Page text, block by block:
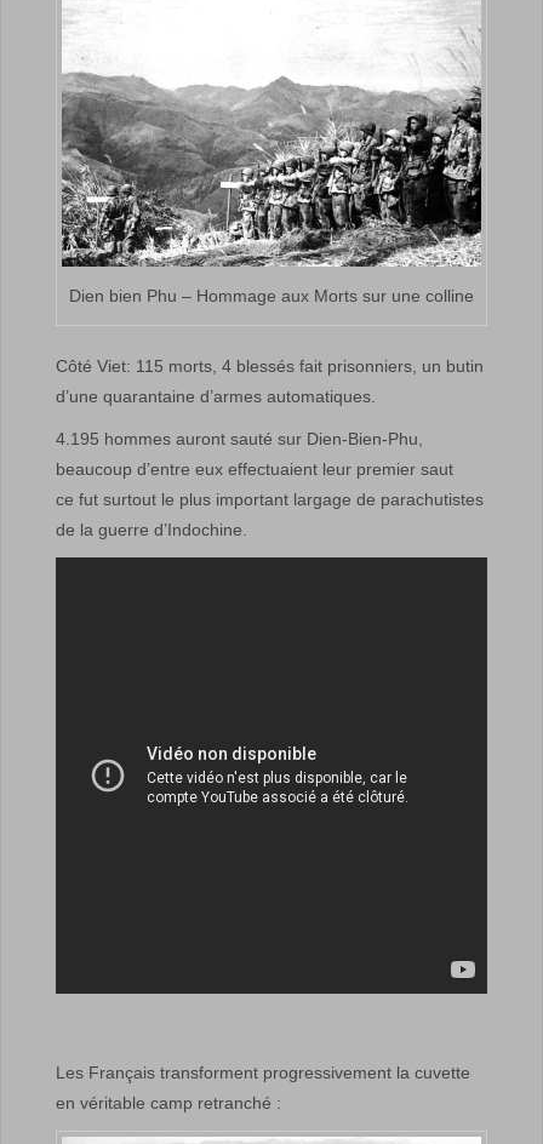
Dien bien Phu – Hommage aux Morts sur une colline
Côté Viet: 115 morts, 4 blessés fait prisonniers, un butin
d’une quarantaine d’armes automatiques.
4.195 hommes auront sauté sur Dien-Bien-Phu,
beaucoup d’entre eux effectuaient leur premier saut
ce fut surtout le plus important largage de parachutistes
de la guerre d’Indochine.
Les Français transforment progressivement la cuvette
en véritable camp retranché :